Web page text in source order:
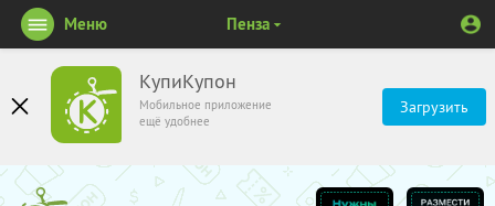
КупиКупон
Мобильное приложение
ещё удобнее
Загрузить
Меню Пенза